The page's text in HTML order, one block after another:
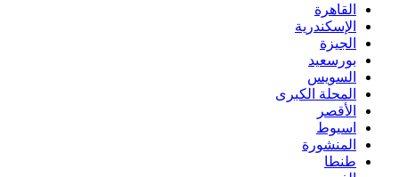
القاهرة
الإسكندرية
الجيزة
بورسعيد
السويس
المحلة الكبرى
الأقصر
اسيوط
المنشورة
طنطا